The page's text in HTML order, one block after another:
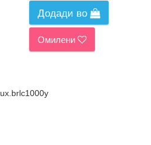
Додади во
Омилени
ux.brlc1000y